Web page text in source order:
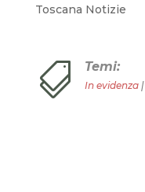
Toscana Notizie
 Temi:
In evidenza|